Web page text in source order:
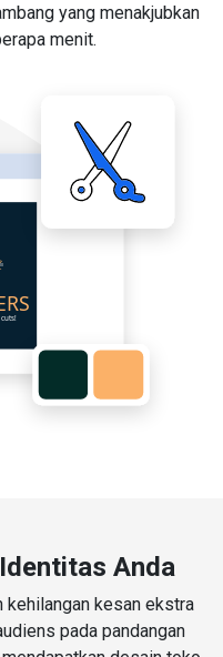
yang menakjubkan
menit.
Anda
kehilangan kesan ekstra
pada pandangan